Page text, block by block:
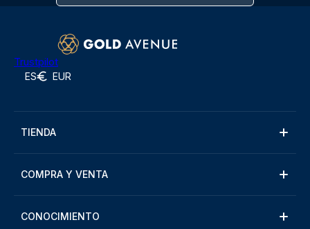
Trustpilot
ES EUR
TIENDA
COMPRA Y VENTA
CONOCIMIENTO